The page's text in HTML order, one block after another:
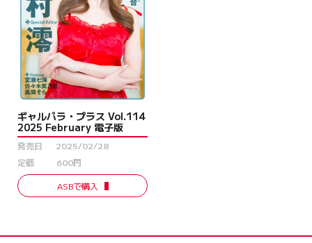
ギャルパラ・プラス Vol.114
2025 February 電子版
発売日
2025/02/28
定価
600円
ASBで購入